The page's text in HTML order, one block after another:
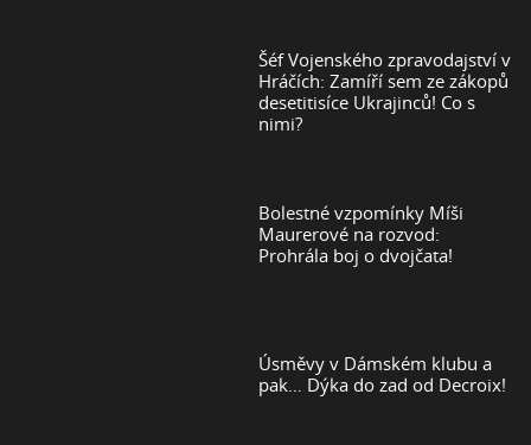
Šéf Vojenského zpravodajství v
Hráčích: Zamíří sem ze zákopů
desetitisíce Ukrajinců! Co s
nimi?
Bolestné vzpomínky Míši
Maurerové na rozvod:
Prohrála boj o dvojčata!
Úsměvy v Dámském klubu a
pak… Dýka do zad od Decroix!